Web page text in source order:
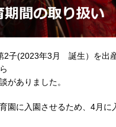
2子(2023年3月 誕生）を出
がありました。
園に入園させるため、4月に